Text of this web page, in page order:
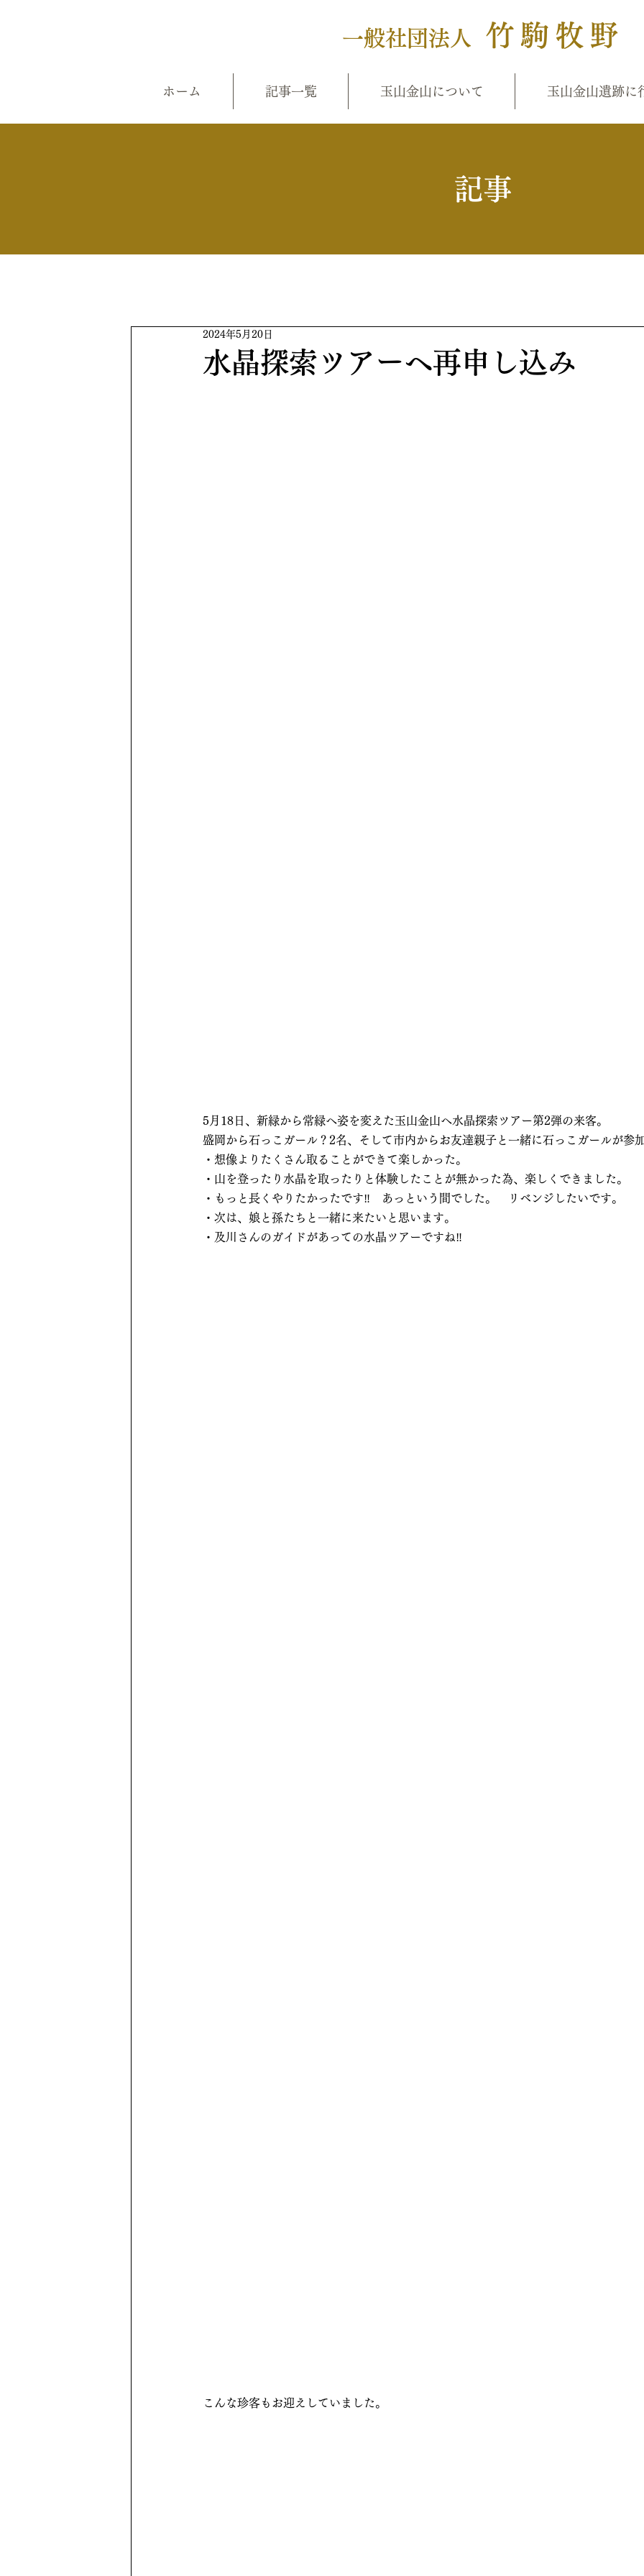
一般社団法人 竹駒牧野
ホーム 記事一覧 玉山金山について 玉山金山遺跡に
​記事
水晶探索ツアーへ再申し込み
2024年5月20日
5月18日、新緑から常緑へ姿を変えた玉山金山へ水晶探索ツアー第2弾の来客。
盛岡から石っこガール？2名、そして市内からお友達親子と一緒に石っこガールが参
・想像よりたくさん取ることができて楽しかった。
・山を登ったり水晶を取ったりと体験したことが無かった為、楽しくできました。
・もっと長くやりたかったです‼　あっという間でした。　リベンジしたいです。
・次は、娘と孫たちと一緒に来たいと思います。
・及川さんのガイドがあっての水晶ツアーですね‼
こんな珍客もお迎えしていました。